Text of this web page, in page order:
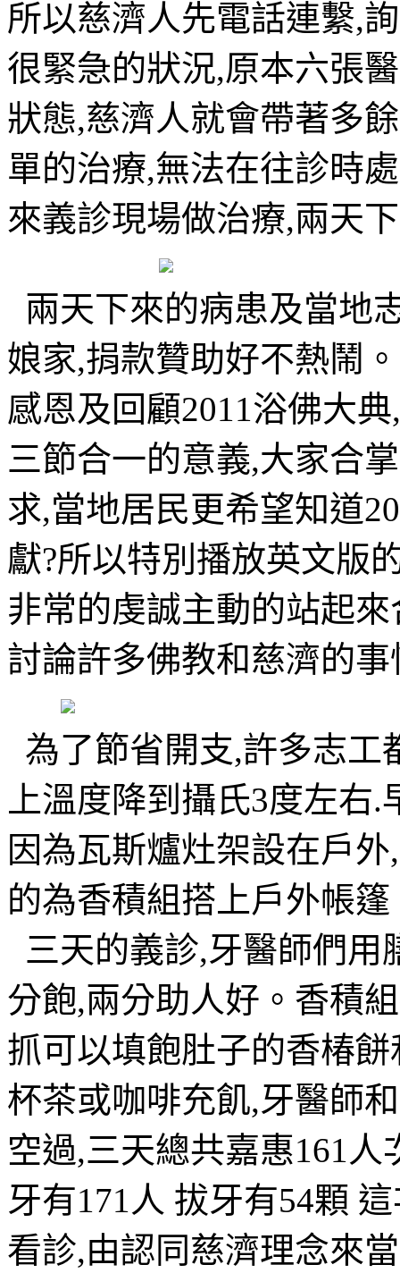
所以慈濟人先電話連繫,
很緊急的狀況,原本六張
狀態,慈濟人就會帶著多
單的治療,無法在往診時
來義診現場做治療,兩天
兩天下來的病患及當地
娘家,捐款贊助好不熱鬧
感恩及回顧2011浴佛大
三節合一的意義,大家合
求,當地居民更希望知道
獻?所以特別播放英文版
非常的虔誠主動的站起
討論許多佛教和慈濟的事
為了節省開支,許多志工
上溫度降到攝氏3度左右
因為瓦斯爐灶架設在戶
的為香積組搭上戶外帳
三天的義診,牙醫師們用
分飽,兩分助人好。香積
抓可以填飽肚子的香椿
杯茶或咖啡充飢,牙醫師
空過,三天總共嘉惠161人
牙有171人 拔牙有54顆
看診,由認同慈濟理念來